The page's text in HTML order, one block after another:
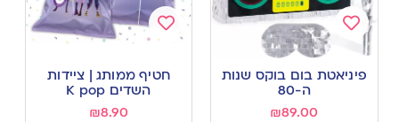
Add
to
wishlist
פיניאטת בום בוקס שנות
ה-80
₪89.00
wishlist
חטיף ממותג | ציידות
השדים K pop
₪8.90